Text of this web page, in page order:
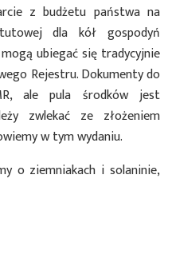
z budżetu państwa na
dla kół gospodyń
ubiegać się tradycyjnie
Rejestru. Dokumenty do
ale pula środków jest
zwlekać ze złożeniem
w tym wydaniu.
o ziemniakach i solaninie,